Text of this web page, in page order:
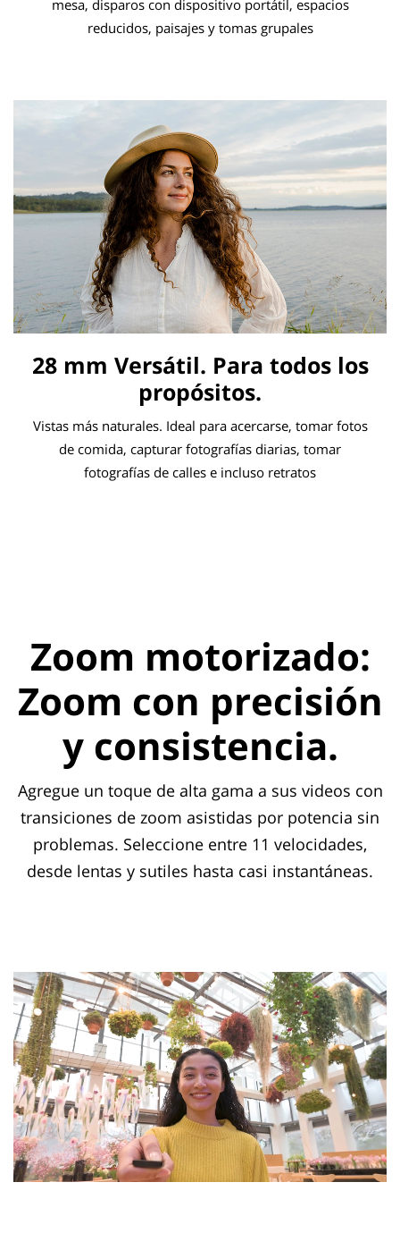
mesa, disparos con dispositivo portátil, espacios
reducidos, paisajes y tomas grupales
28 mm Versátil. Para todos los
propósitos.
Vistas más naturales. Ideal para acercarse, tomar fotos
de comida, capturar fotografías diarias, tomar
fotografías de calles e incluso retratos
Zoom motorizado:
Zoom con precisión
y consistencia.
Agregue un toque de alta gama a sus videos con
transiciones de zoom asistidas por potencia sin
problemas. Seleccione entre 11 velocidades,
desde lentas y sutiles hasta casi instantáneas.